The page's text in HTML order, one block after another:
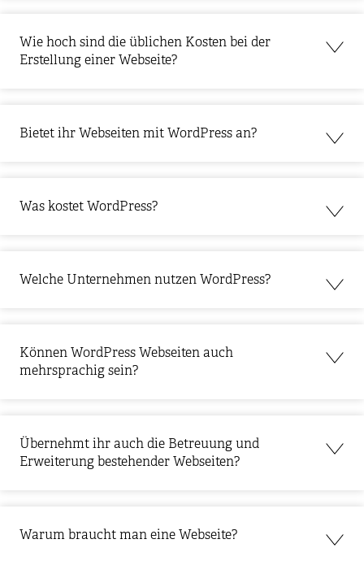
Wie hoch sind die üblichen Kosten bei der
Erstellung einer Webseite?
Bietet ihr Webseiten mit WordPress an?
Was kostet WordPress?
Welche Unternehmen nutzen WordPress?
Können WordPress Webseiten auch
mehrsprachig sein?
Übernehmt ihr auch die Betreuung und
Erweiterung bestehender Webseiten?
Warum braucht man eine Webseite?